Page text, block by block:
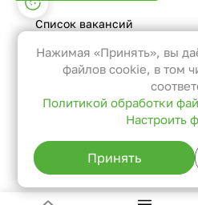
Список вакансий
Функциональные
Эти файлы необходимы
функционирования
быть отключены в наших
можете настроить
он блокировал их или
их использовании, но в
возможно, что
Нажимая «Принять», вы
файлов cookie, в том
Политикой обработки
Настроить
Принять